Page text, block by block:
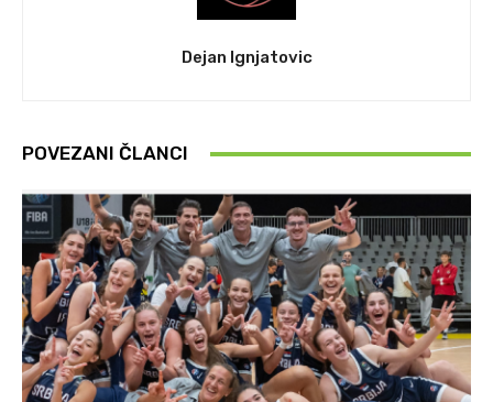
Dejan Ignjatovic
POVEZANI ČLANCI